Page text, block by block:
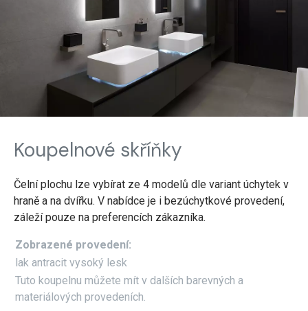
Koupelnové skříňky
Čelní plochu lze vybírat ze 4 modelů dle variant úchytek v
hraně a na dvířku. V nabídce je i bezúchytkové provedení,
záleží pouze na preferencích zákazníka.
Zobrazené provedení:
lak antracit vysoký lesk
Tuto koupelnu můžete mít v dalších barevných a
materiálových provedeních.